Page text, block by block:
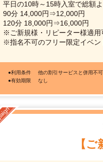
平日の10時～15時入室で総額
90分 14,000円⇒12,000円
120分 18,000円⇒16,000円
※ご新規様・リピーター様適用
※指名不可のフリー限定イベン
●利用条件
他の割引サービスと併用不
●有効期限
なし
【